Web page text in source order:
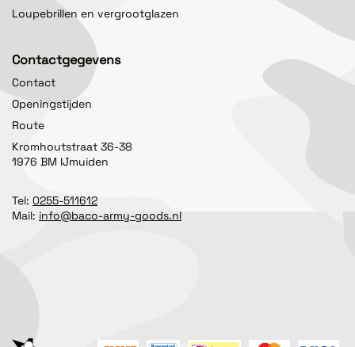
Loupebrillen en vergrootglazen
Contactgegevens
Contact
Openingstijden
Route
Kromhoutstraat 36-38
1976 BM IJmuiden
Tel: 0255-511612
Mail: info@baco-army-goods.nl